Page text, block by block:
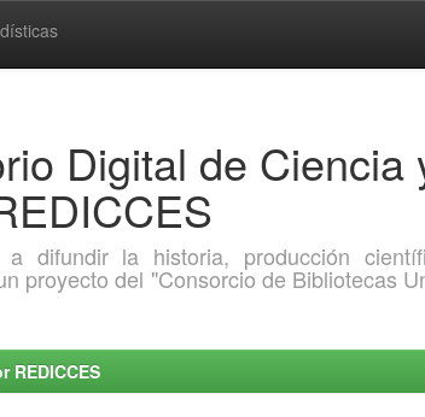
Digital de Ciencia
difundir la historia, producción
proyecto del "Consorcio de Bibliotecas
REDICCES